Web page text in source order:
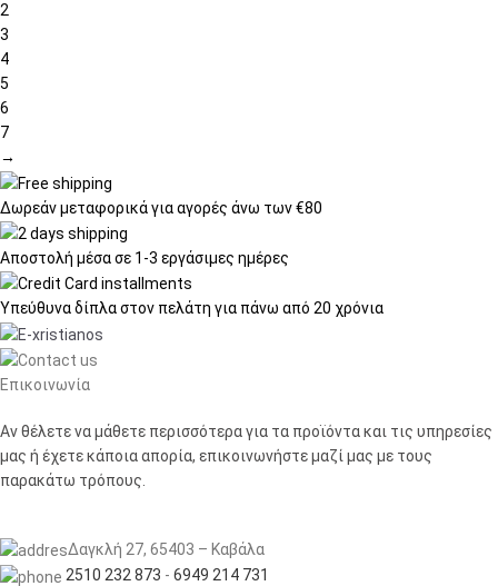
2
3
4
5
6
7
→
Δωρεάν μεταφορικάγια αγορές άνω των €80
Αποστολή μέσα σε 1-3 εργάσιμες ημέρες
Υπεύθυνα δίπλα στον πελάτη για πάνω από 20 χρόνια
Επικοινωνία
Αν θέλετε να μάθετε περισσότερα για τα προϊόντα και τις υπηρεσίες
μας ή έχετε κάποια απορία, επικοινωνήστε μαζί μας με τους
παρακάτω τρόπους.
Δαγκλή 27, 65403 – Καβάλα
2510 232 873 - 6949 214 731